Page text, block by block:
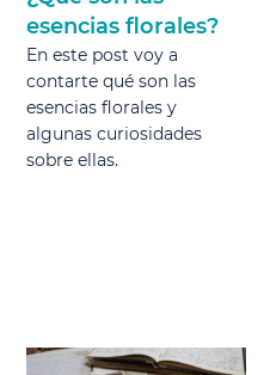
esencias florales?
En este post voy a
contarte qué son las
esencias florales y
algunas curiosidades
sobre ellas.